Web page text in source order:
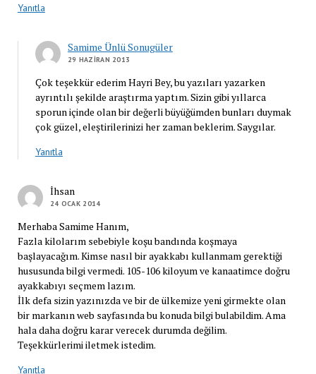
Yanıtla
Samime Ünlü Sonugüler
29 HAZIRAN 2013
Çok teşekkür ederim Hayri Bey, bu yazıları yazarken
ayrıntılı şekilde araştırma yaptım. Sizin gibi yıllarca
sporun içinde olan bir değerli büyüğümden bunları duymak
çok güzel, eleştirilerinizi her zaman beklerim. Saygılar.
Yanıtla
İhsan
24 OCAK 2014
Merhaba Samime Hanım,
Fazla kilolarım sebebiyle koşu bandında koşmaya
başlayacağım. Kimse nasıl bir ayakkabı kullanmam gerektiği
hususunda bilgi vermedi. 105-106 kiloyum ve kanaatimce doğru
ayakkabıyı seçmem lazım.
İlk defa sizin yazınızda ve bir de ülkemize yeni girmekte olan
bir markanın web sayfasında bu konuda bilgi bulabildim. Ama
hala daha doğru karar verecek durumda değilim.
Teşekkürlerimi iletmek istedim.
Yanıtla